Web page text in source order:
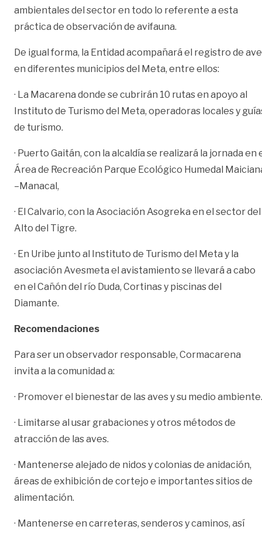
ambientales del sector en todo lo referente a esta
práctica de observación de avifauna.
De igual forma, la Entidad acompañará el registro de
en diferentes municipios del Meta, entre ellos:
· La Macarena donde se cubrirán 10 rutas en apoyo al
Instituto de Turismo del Meta, operadoras locales y
de turismo.
· Puerto Gaitán, con la alcaldía se realizará la jornada en
Área de Recreación Parque Ecológico Humedal
–Manacal,
· El Calvario, con la Asociación Asogreka en el sector del
Alto del Tigre.
· En Uribe junto al Instituto de Turismo del Meta y la
asociación Avesmeta el avistamiento se llevará a cabo
en el Cañón del río Duda, Cortinas y piscinas del
Diamante.
Recomendaciones
Para ser un observador responsable, Cormacarena
invita a la comunidad a:
· Promover el bienestar de las aves y su medio ambiente.
· Limitarse al usar grabaciones y otros métodos de
atracción de las aves.
· Mantenerse alejado de nidos y colonias de anidación,
áreas de exhibición de cortejo e importantes sitios de
alimentación.
· Mantenerse en carreteras, senderos y caminos, así